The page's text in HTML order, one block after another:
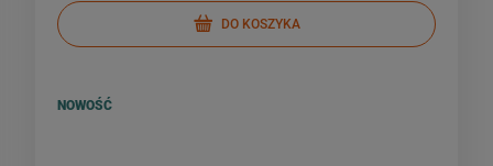
DO KOSZYKA
NOWOŚĆ